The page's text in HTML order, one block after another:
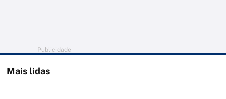
Publicidade
Mais lidas